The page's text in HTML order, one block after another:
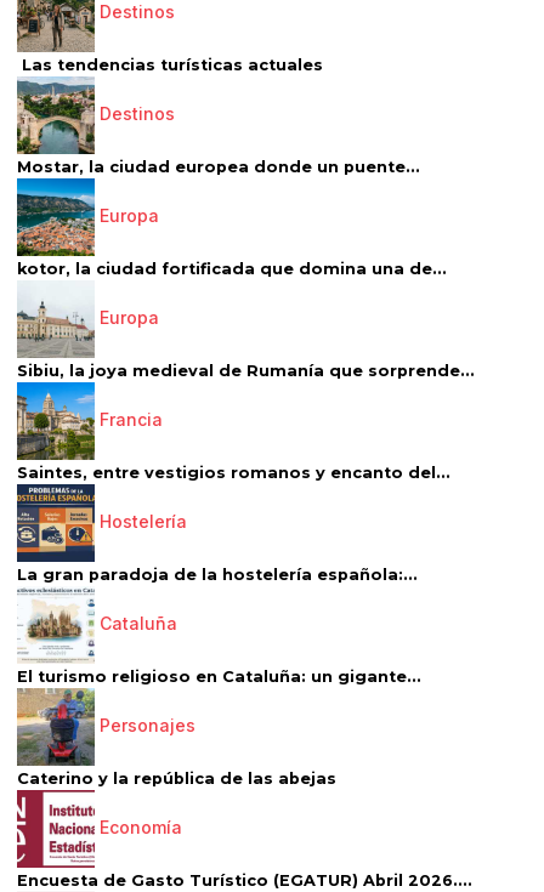
Destinos
Las tendencias turísticas actuales
Destinos
Mostar, la ciudad europea donde un puente...
Europa
kotor, la ciudad fortificada que domina una de...
Europa
Sibiu, la joya medieval de Rumanía que sorprende...
Francia
Saintes, entre vestigios romanos y encanto del...
Hostelería
La gran paradoja de la hostelería española:...
Cataluña
El turismo religioso en Cataluña: un gigante...
Personajes
Caterino y la república de las abejas
Economía
Encuesta de Gasto Turístico (EGATUR) Abril 2026....